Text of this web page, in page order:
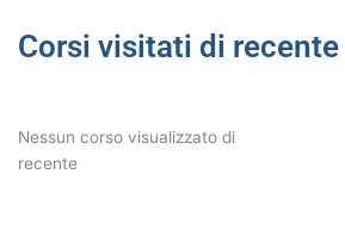
Corsi visitati di recente
Nessun corso visualizzato di
recente